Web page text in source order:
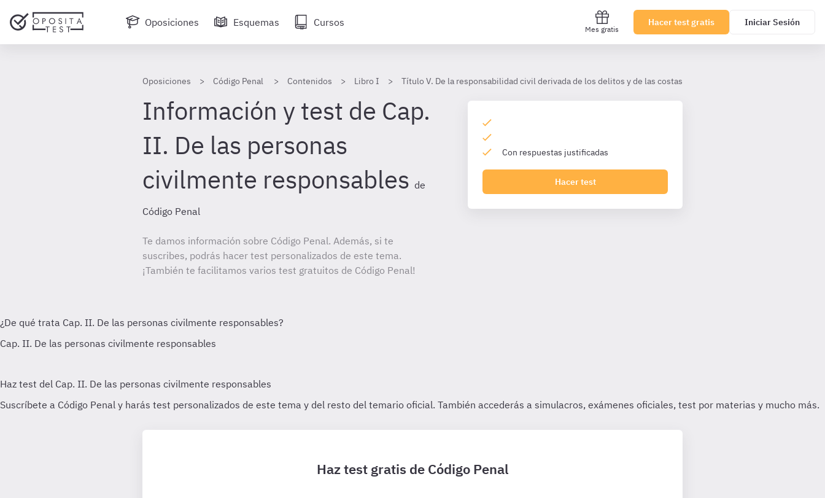
Oposiciones Esquemas Cursos
Mes gratis
Hacer test gratis Iniciar Sesión
Oposiciones Código Penal Contenidos Libro I Título V. De la responsabilidad civil derivada de los delitos y de las costas procesales
Información y test de Cap.
II. De las personas
civilmente responsables de
Código Penal
Te damos información sobre Código Penal. Además, si te
suscribes, podrás hacer test personalizados de este tema.
¡También te facilitamos varios test gratuitos de Código Penal!
Con respuestas justificadas
Hacer test
Haz test gratis de Código Penal